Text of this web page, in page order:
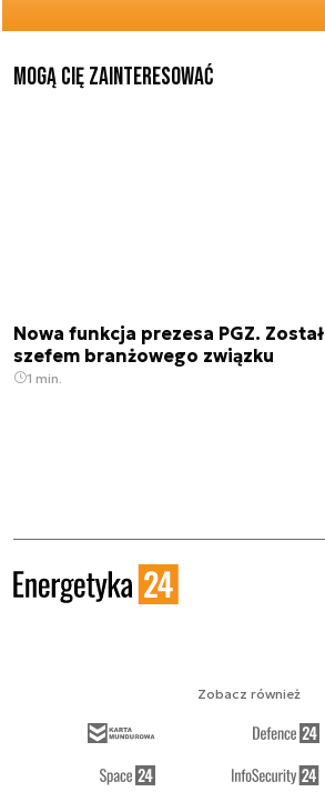
Mogą Cię zainteresować
Nowa funkcja prezesa PGZ. Został
szefem branżowego związku
1 min.
Zobacz również